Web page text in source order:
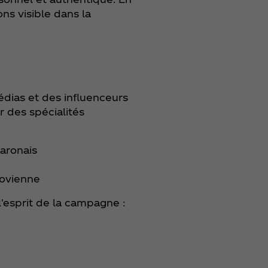
visible dans la
et des influenceurs
des spécialités
de la campagne :